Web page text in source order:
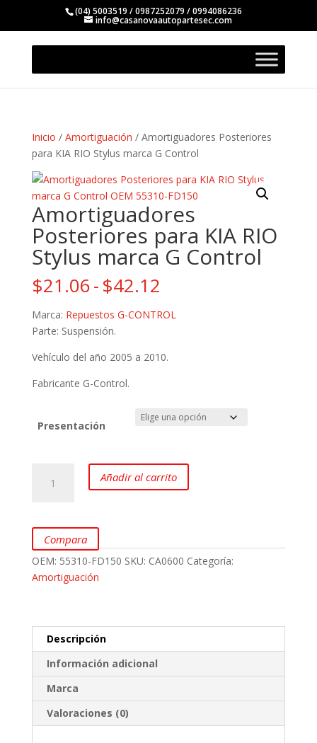
(04) 5003519 / 0987252079 / 0994086236
info@casanovaautopartesec.com
Inicio / Amortiguación / Amortiguadores Posteriores
para KIA RIO Stylus marca G Control
Amortiguadores
Posteriores para KIA RIO
Stylus marca G Control
$21.06-$42.12
precios:
$21.06
hasta
Marca: Repuestos G-CONTROL
Parte: Suspensión.
Vehículo del año 2005 a 2010.
Fabricante G-Control.
Presentación
Amortiguadores
Posteriores
RIO
Stylus
marca
G
Añadir al carrito
Compara
OEM: 55310-FD150 SKU: CA0600 Categoría:
Amortiguación
Descripción
Información adicional
Marca
Valoraciones (0)